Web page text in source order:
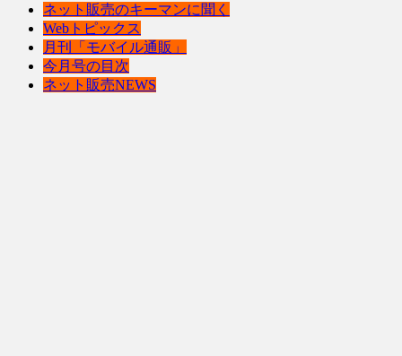
ネット販売のキーマンに聞く
Webトピックス
月刊「モバイル通販」
今月号の目次
ネット販売NEWS